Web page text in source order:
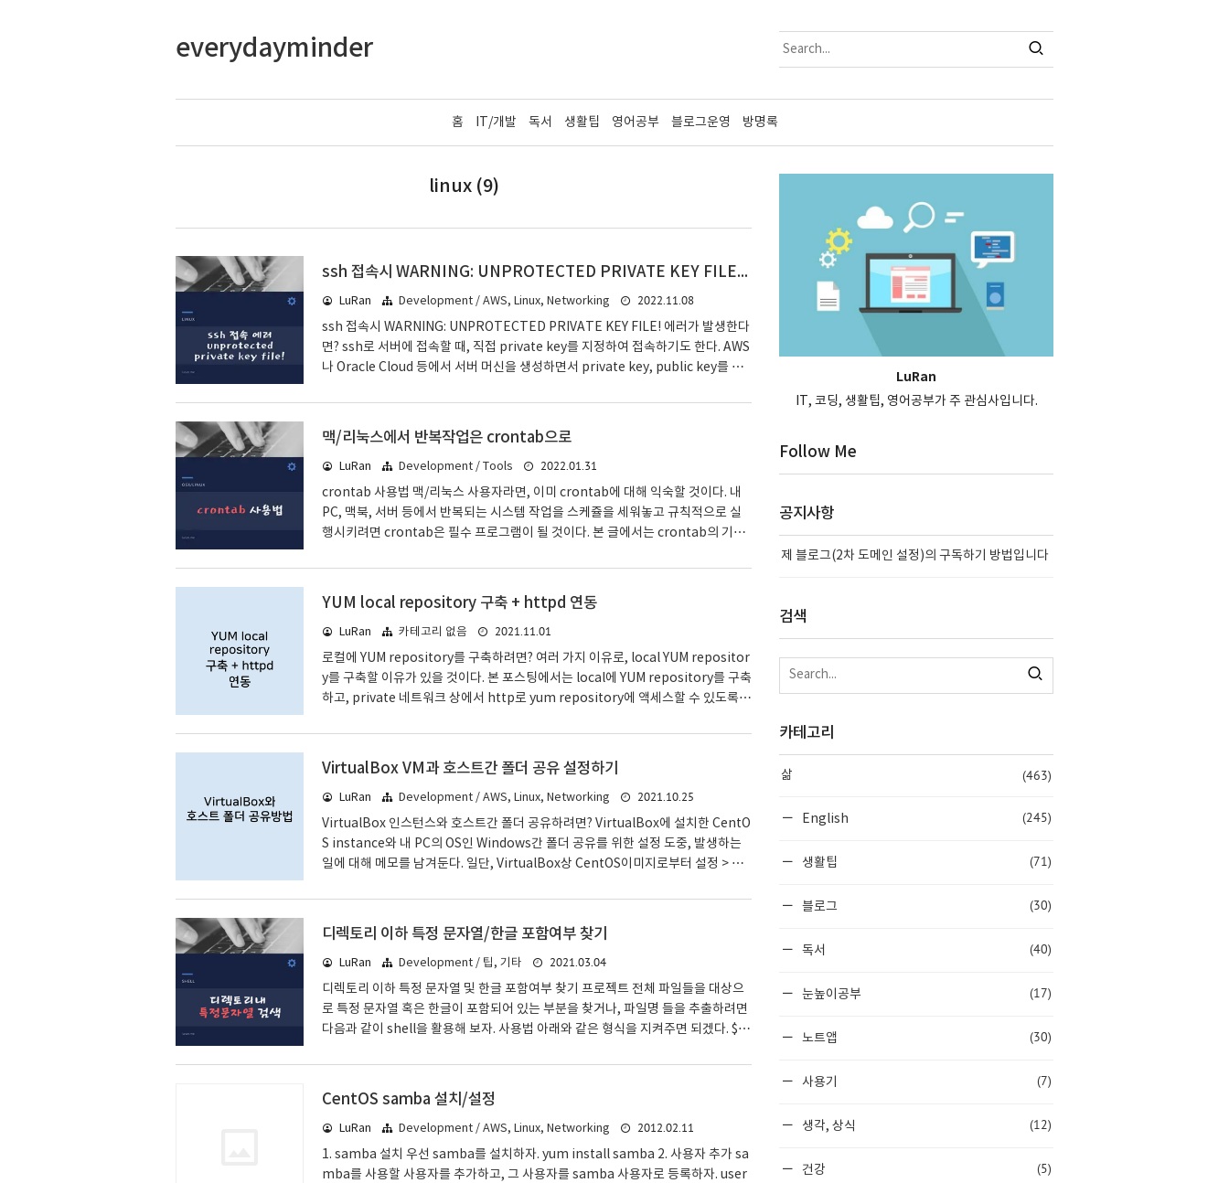
everydayminder
홈 IT/개발 독서 생활팁 영어공부 블로그운영 방명록
linux (9)
ssh 접속시 WARNING: UNPROTECTED PRIVATE KEY FILE! 에러가 발생한다면?
LuRan Development / AWS, Linux, Networking
2022.11.08
ssh 접속시 WARNING: UNPROTECTED PRIVATE KEY FILE! 에러가 발생한다
면? ssh로 서버에 접속할 때, 직접 private key를 지정하여 접속하기도 한다. AWS
나 Oracle Cloud 등에서 서버 머신을 생성하면서 private key, public key를 다
@서버주소 그런데, 아래와 같이 UNPROTECTED PRIVATE KEY에러가 발생한
다면? @@@@@@@@@@@@@@@@@@@@@@@@@@@@@@@
@@@@@@@@@@@@@@@@@@@@@@@@@@@@ @ WARNIN
G: UNPROTECTED PRIVATE KEY FILE! @ @@@@@@@@@@@@@@
@@@@@@@@..
맥/리눅스에서 반복작업은 crontab으로
LuRan Development / Tools
2022.01.31
crontab 사용법 맥/리눅스 사용자라면, 이미 crontab에 대해 익숙할 것이다. 내
PC, 맥북, 서버 등에서 반복되는 시스템 작업을 스케쥴을 세워놓고 규칙적으로 실
행시키려면 crontab은 필수 프로그램이 될 것이다. 본 글에서는 crontab의 기본
크들을 cron job이라고 부른다. 본 섹션에서는 cron job 확인하기, 등록/편집하
기, cron job의 일정관련 설정 방법 등에 대해 살펴보자. cron job들 확인하기 $ c
rontab -l crontab -l (엘) 옵션을 지정하면, 현재 내 PC/서버에 지정되어 있는 cr
on job 목록을 확인할 수 있다. 만약, 정상적으로 등록/편집한 작업이 제대로..
YUM local repository 구축 + httpd 연동
LuRan 카테고리 없음
2021.11.01
로컬에 YUM repository를 구축하려면? 여러 가지 이유로, local YUM repositor
y를 구축할 이유가 있을 것이다. 본 포스팅에서는 local에 YUM repository를 구축
하고, private 네트워크 상에서 http로 yum repository에 액세스할 수 있도록
pm 파일들을 ftp, scp 등으로 복사하거나, 설치 이미지로부터 rpm 파일들을 추
출하자. 이미지로부터 복사하려면, www.centos.org에 접속하여 원본 설치용 DV
D iso 파일들을 다운로드 한다. CentOS-6.4-x86_64_bin-DVD1.iso CentOS-
6.4-x86_64_bin-DVD2.iso 파일을 다..
VirtualBox VM과 호스트간 폴더 공유 설정하기
LuRan Development / AWS, Linux, Networking
2021.10.25
VirtualBox 인스턴스와 호스트간 폴더 공유하려면? VirtualBox에 설치한 CentO
S instance와 내 PC의 OS인 Windows간 폴더 공유를 위한 설정 도중, 발생하는
일에 대해 메모를 남겨둔다. 일단, VirtualBox상 CentOS이미지로부터 설정 > 공
경로 d:/vbox/shared 폴더이름 shared 그 후, Linux로 들어가면 끝! .. 이면, 정말
좋겠다. shared라는 이름으로 공유하기로 했다만, linux상에서 저 녀석을 알 수 있
도록 해줘야 할 것이다. linux에 들어가서, 다음과 같이 입력해보자. cd /mnt mkdi
r shared mount -t vboxsf shared..
디렉토리 이하 특정 문자열/한글 포함여부 찾기
LuRan Development / 팁, 기타
2021.03.04
디렉토리 이하 특정 문자열 및 한글 포함여부 찾기 프로젝트 전체 파일들을 대상으
로 특정 문자열 혹은 한글이 포함되어 있는 부분을 찾거나, 파일명 들을 추출하려면
다음과 같이 shell을 활용해 보자. 사용법 아래와 같은 형식을 지켜주면 되겠다. $ fi
는 패턴" $ find . -name "파일명 또는 파일명 패턴" -print0 | xargs -0 egrep
"검색어 또는 패턴" egrep 옵션 참고 egrep 뒤에 -l 옵션을 주면 파일명을 출력한
다. -l, --files-with-matches Only the names of files containing selecte
d lines are w..
CentOS samba 설치/설정
LuRan Development / AWS, Linux, Networking
2012.02.11
1. samba 설치 우선 samba를 설치하자. yum install samba 2. 사용자 추가 sa
mba를 사용할 사용자를 추가하고, 그 사용자를 samba 사용자로 등록하자. user
LuRan
IT, 코딩, 생활팁, 영어공부가 주 관심사입니다.
Follow Me
공지사항
제 블로그(2차 도메인 설정)의 구독하기 방법입니다
검색
카테고리
삶 (463)
English (245)
생활팁 (71)
블로그 (30)
독서 (40)
눈높이공부 (17)
노트앱 (30)
사용기 (7)
생각, 상식 (12)
건강 (5)